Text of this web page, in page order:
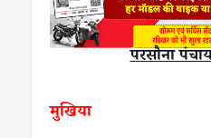
परसौना
मुखिया